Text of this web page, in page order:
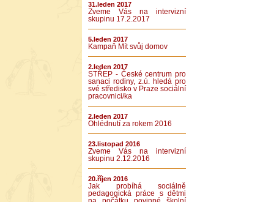
31.leden 2017
Zveme Vás na intervizní
skupinu 17.2.2017
5.leden 2017
Kampaň Mít svůj domov
2.leden 2017
STŘEP - České centrum pro
sanaci rodiny, z.ú. hledá pro
své středisko v Praze sociální
pracovnici/ka
2.leden 2017
Ohlédnutí za rokem 2016
23.listopad 2016
Zveme Vás na intervizní
skupinu 2.12.2016
20.říjen 2016
Jak probíhá sociálně
pedagogická práce s dětmi